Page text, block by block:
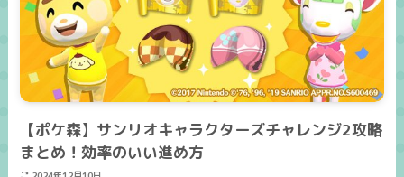
【ポケ森】サンリオキャラクターズチャレンジ2攻略
まとめ！効率のいい進め方